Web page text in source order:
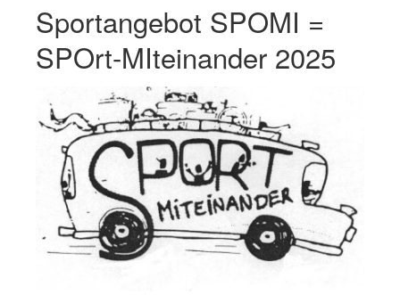
Wege zur Kooperation
Log-in "Vereine"
Qualifizierung
SSB Qualifizierungen
Übersicht Qualifizierungswege
Qualifizierung im Vereinsmanagement
Sportangebot SPOMI =
SPOrt-MIteinander 2025